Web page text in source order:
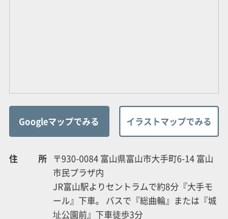
Googleマップでみる イラストマップでみる
住所 〒930-0084 富山県富山市大手町6-14 富山
市民プラザ内
JR富山駅よりセントラムで約8分『大手モ
ール』下車。 バスで『総曲輪』または『城
址公園前』下車徒歩3分